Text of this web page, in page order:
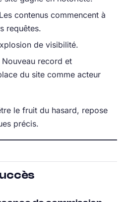
contenus commencent à
requêtes.
de visibilité.
record et
du site comme acteur
le fruit du hasard, repose
précis.